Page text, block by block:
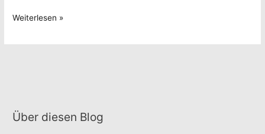
Wie
Weiterlesen »
Über diesen Blog